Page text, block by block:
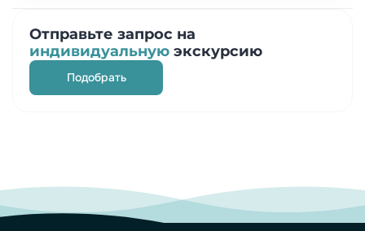
Отправьте запрос на
индивидуальную экскурсию
Подобрать